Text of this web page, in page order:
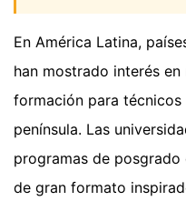
En América Latina,
han mostrado interés
formación para técnicos
península. Las
programas de
de gran formato